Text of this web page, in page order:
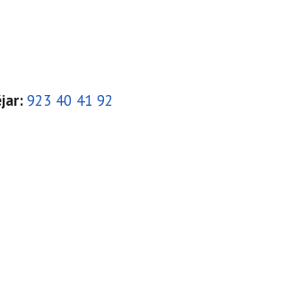
:923 40 41 92